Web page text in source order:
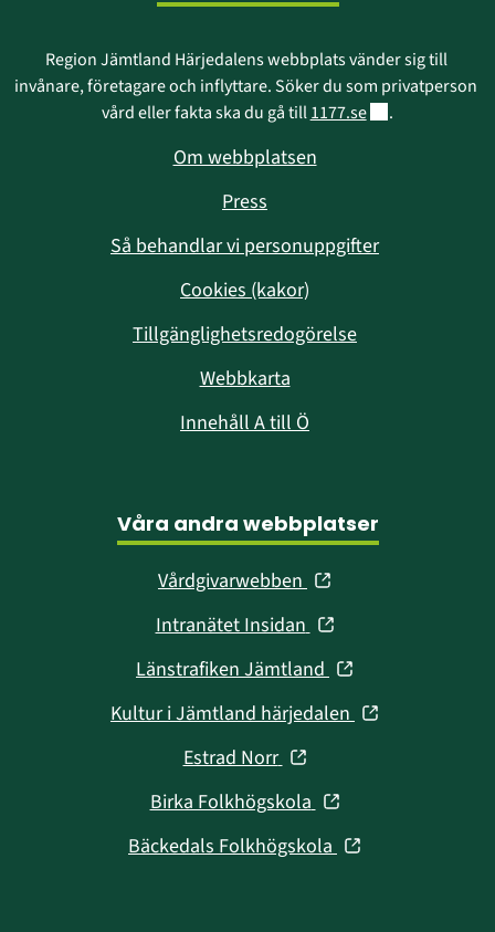
Region Jämtland Härjedalens webbplats vänder sig till
invånare, företagare och inflyttare. Söker du som privatperson
vård eller fakta ska du gå till 1177.seLänk till annan
.
Om webbplatsen
Press
Så behandlar vi personuppgifter
Cookies (kakor)
Tillgänglighetsredogörelse
Webbkarta
Innehåll A till Ö
Våra andra webbplatser
Vårdgivarwebben (öppnas
nytt
fönster)
Intranätet Insidan (öppnas
nytt
fönster)
Länstrafiken Jämtland (öppnas
nytt
Kultur i Jämtland härjedalen (öppnas
Estrad Norr (öppnas
nytt
fönster)
Birka Folkhögskola (öppnas
nytt
Bäckedals Folkhögskola (öppnas